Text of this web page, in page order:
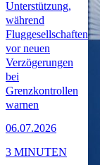
Unterstützung,
während
Fluggesellschaften
vor neuen
Verzögerungen
bei
Grenzkontrollen
warnen
06.07.2026
3 MINUTEN